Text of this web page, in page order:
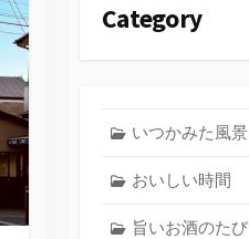
Category
いつかみた風景
おいしい時間
旨いお酒のたび